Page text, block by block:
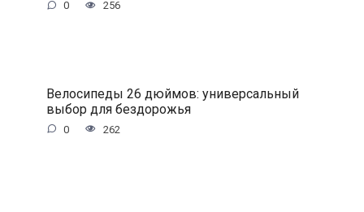
0 256
Велосипеды 26 дюймов: универсальный
выбор для бездорожья
0 262